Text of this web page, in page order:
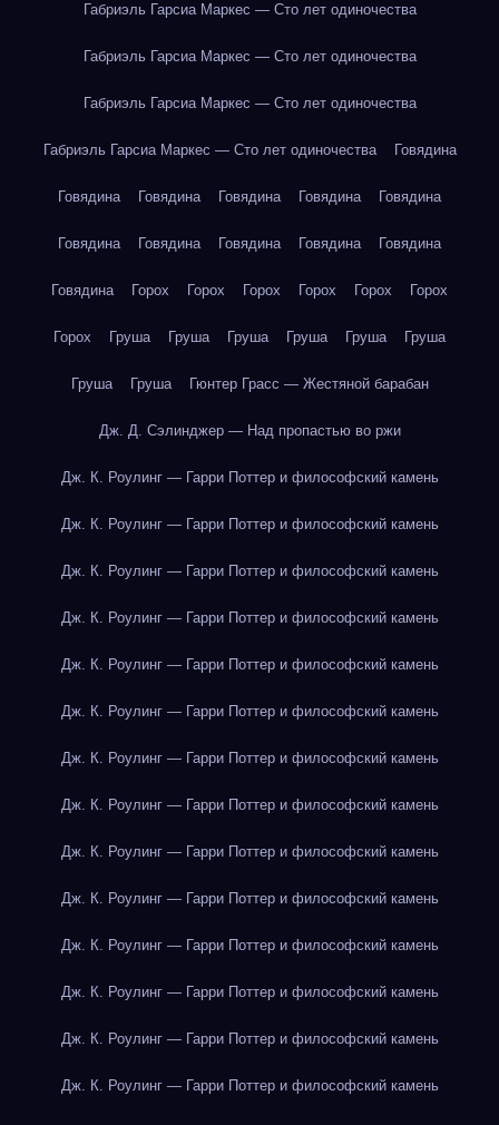
Габриэль Гарсиа Маркес — Сто лет одиночества
Габриэль Гарсиа Маркес — Сто лет одиночества
Габриэль Гарсиа Маркес — Сто лет одиночества
Габриэль Гарсиа Маркес — Сто лет одиночества Говядина
Говядина Говядина Говядина Говядина Говядина
Говядина Говядина Говядина Говядина Говядина
Говядина Горох Горох Горох Горох Горох Горох
Горох Груша Груша Груша Груша Груша Груша
Груша Груша Гюнтер Грасс — Жестяной барабан
Дж. Д. Сэлинджер — Над пропастью во ржи
Дж. К. Роулинг — Гарри Поттер и философский камень
Дж. К. Роулинг — Гарри Поттер и философский камень
Дж. К. Роулинг — Гарри Поттер и философский камень
Дж. К. Роулинг — Гарри Поттер и философский камень
Дж. К. Роулинг — Гарри Поттер и философский камень
Дж. К. Роулинг — Гарри Поттер и философский камень
Дж. К. Роулинг — Гарри Поттер и философский камень
Дж. К. Роулинг — Гарри Поттер и философский камень
Дж. К. Роулинг — Гарри Поттер и философский камень
Дж. К. Роулинг — Гарри Поттер и философский камень
Дж. К. Роулинг — Гарри Поттер и философский камень
Дж. К. Роулинг — Гарри Поттер и философский камень
Дж. К. Роулинг — Гарри Поттер и философский камень
Дж. К. Роулинг — Гарри Поттер и философский камень